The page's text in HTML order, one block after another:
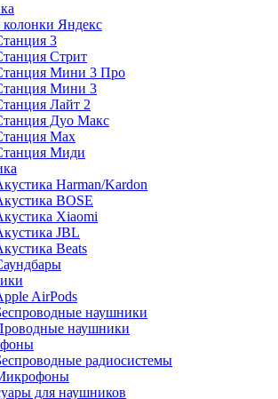
Яндекс
3
Стрит
Мини 3 Про
Мини 3
Лайт 2
Дуо Макс
Max
Миди
Harman/Kardon
BOSE
Xiaomi
JBL
Beats
AirPods
наушники
наушники
радиосистемы
для наушников